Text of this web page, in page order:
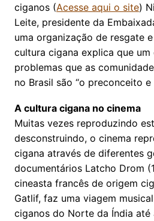
ciganos (Acesse aqui o site)
Leite, presidente da
uma organização de resgate
cultura cigana explica que um
problemas que as
no Brasil são “o preconceito e
A cultura cigana no cinema
Muitas vezes reproduzindo
desconstruindo, o cinema
cigana através de diferentes
documentários Latcho Drom
cineasta francês de origem
Gatlif, faz uma viagem
ciganos do Norte da Índia até